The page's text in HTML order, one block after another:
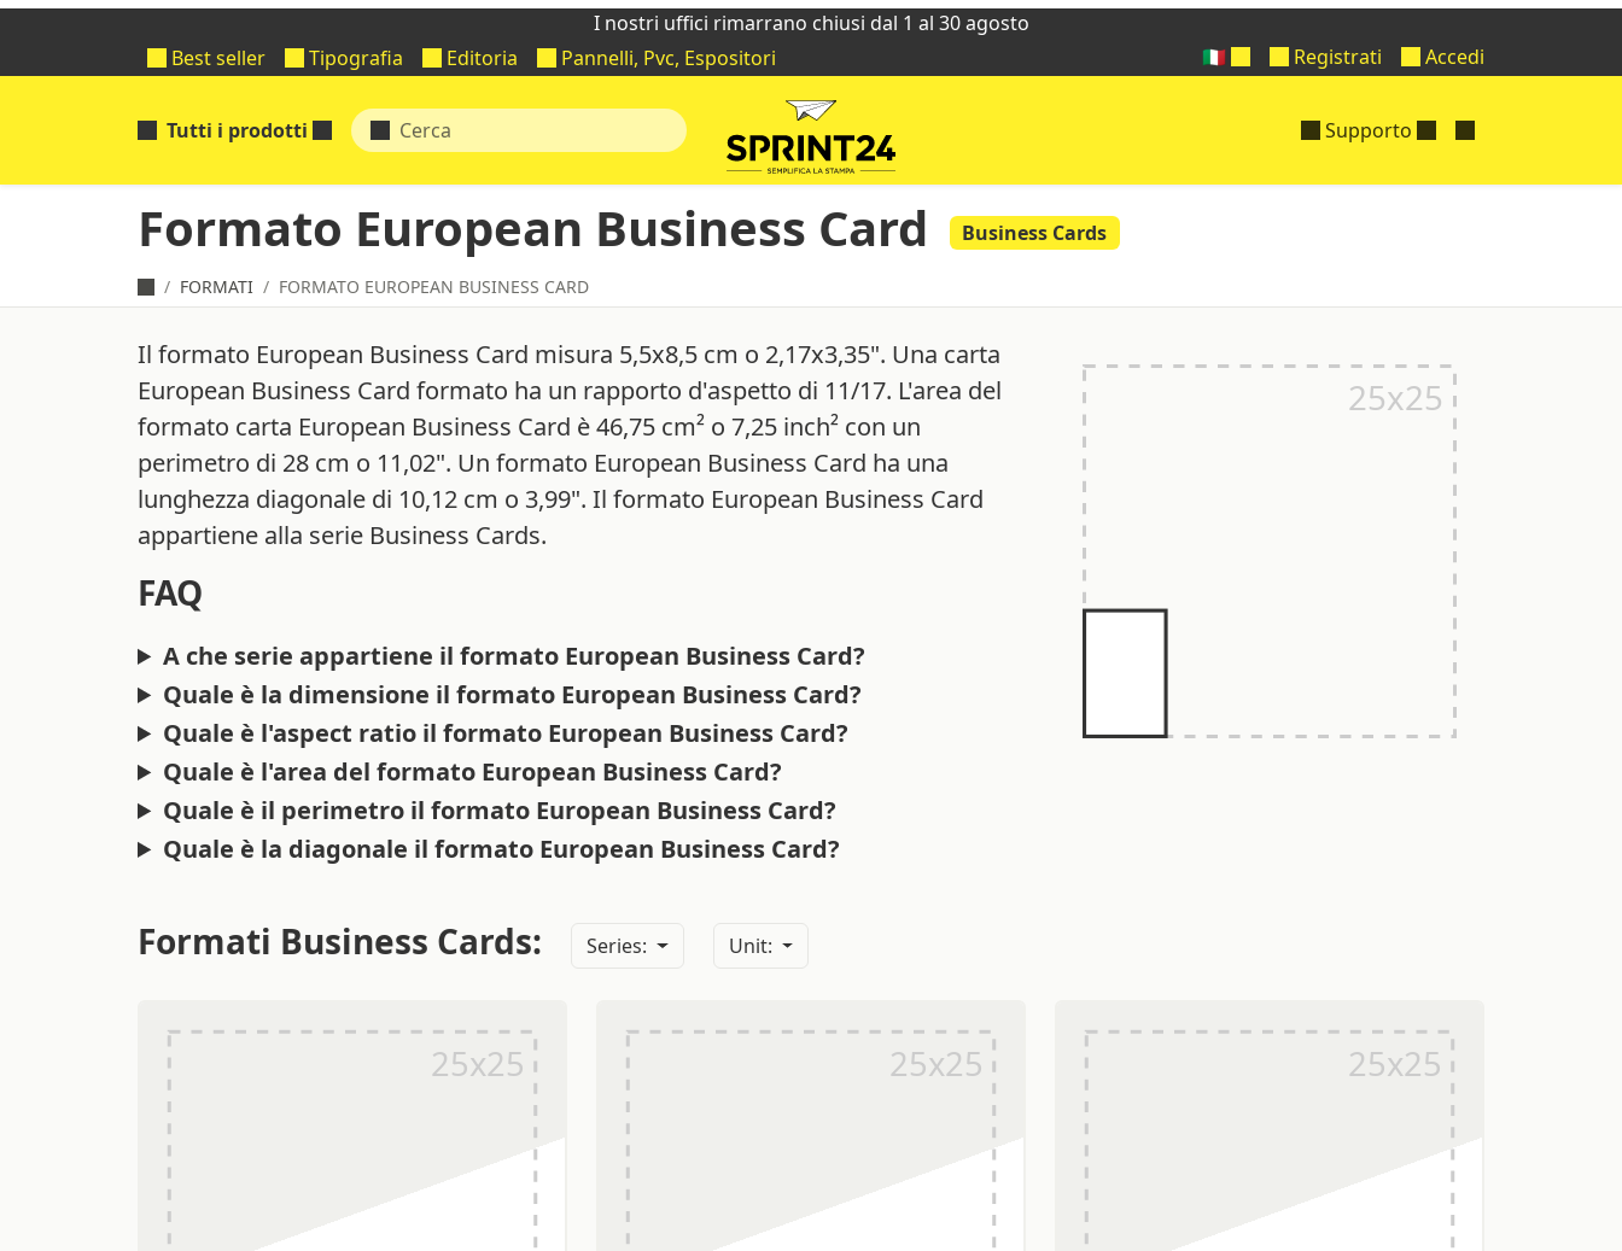
I nostri uffici rimarrano chiusi dal 1 al 30 agosto
Best seller
Tipografia Editoria Pannelli, Pvc, Espositori Registrati Accedi
🇮🇹
Tutti i prodotti Supporto
Formato European Business Card Business Cards
FORMATI FORMATO EUROPEAN BUSINESS CARD
Il formato European Business Card misura 5,5x8,5 cm o 2,17x3,35". Una carta
European Business Card formato ha un rapporto d'aspetto di 11/17. L'area del
formato carta European Business Card è 46,75 cm² o 7,25 inch² con un
perimetro di 28 cm o 11,02". Un formato European Business Card ha una
lunghezza diagonale di 10,12 cm o 3,99". Il formato European Business Card
appartiene alla serie Business Cards.
FAQ
A che serie appartiene il formato European Business Card?
Quale è la dimensione il formato European Business Card?
Quale è l'aspect ratio il formato European Business Card?
Quale è l'area del formato European Business Card?
Quale è il perimetro il formato European Business Card?
Quale è la diagonale il formato European Business Card?
Formati Business Cards: Series: Unit: